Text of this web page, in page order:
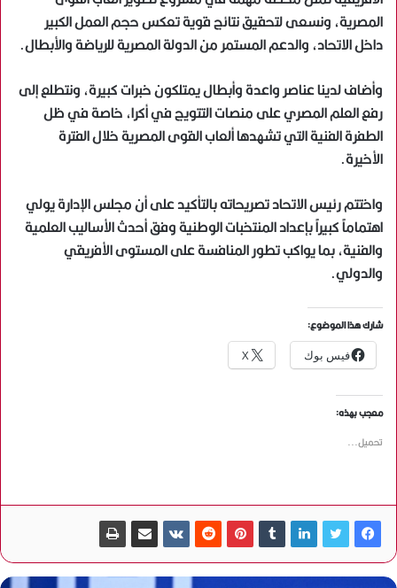
المصرية، ونسعى لتحقيق نتائج قوية تعكس حجم العمل الكبير
داخل الاتحاد، والدعم المستمر من الدولة المصرية للرياضة والأبطال.
وأضاف لدينا عناصر واعدة وأبطال يمتلكون خبرات كبيرة، ونتطلع إلى
رفع العلم المصري على منصات التتويج في أكرا، خاصة في ظل
الطفرة الفنية التي تشهدها ألعاب القوى المصرية خلال الفترة
الأخيرة.
واختتم رئيس الاتحاد تصريحاته بالتأكيد على أن مجلس الإدارة يولي
اهتماماً كبيراً بإعداد المنتخبات الوطنية وفق أحدث الأساليب العلمية
والفنية، بما يواكب تطور المنافسة على المستوى الأفريقي
والدولي.
شارك هذا الموضوع:
فيس بوك X
معجب بهذه:
تحميل...